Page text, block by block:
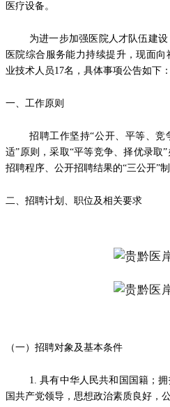
医疗设备。
为进一步加强医院人才队伍建
医院综合服务能力持续提升，现面
业技术人员17名，具体事项公告如下：
一、工作原则
招聘工作坚持“公开、平等、竞
适”原则，采取“平等竞争、择优录取
招聘程序、公开招聘结果的“三公开”制
二、招聘计划、职位及相关要求
（一）招聘对象及基本条件
1. 具有中华人民共和国国籍；
国共产党领导，思想政治素质良好，